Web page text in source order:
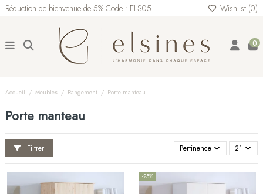
Réduction de bienvenue de 5% Code : ELS05 Wishlist (0)
0
Accueil Meubles Rangement Porte manteau
Porte manteau
Filtrer Pertinence 21
-25%